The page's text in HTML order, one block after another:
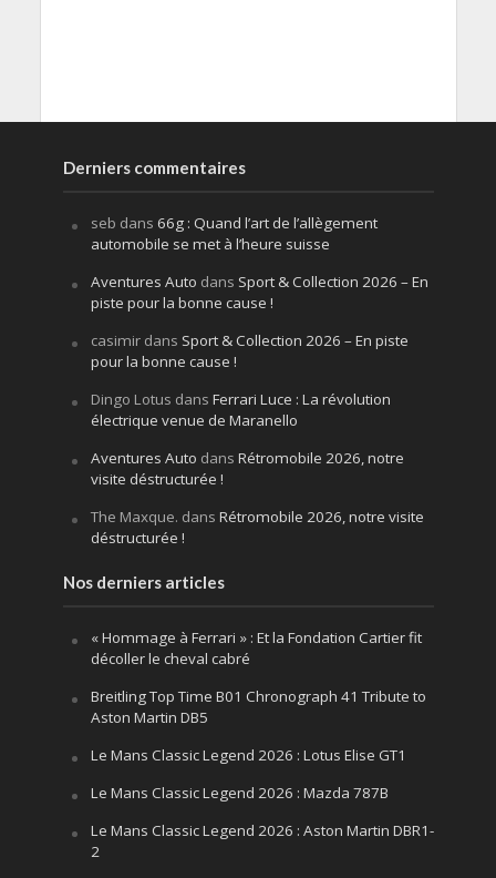
Derniers commentaires
seb dans 66g : Quand l’art de l’allègement
automobile se met à l’heure suisse
Aventures Auto dans Sport & Collection 2026 – En
piste pour la bonne cause !
casimirdans Sport & Collection 2026 – En piste
pour la bonne cause !
Dingo Lotus dans Ferrari Luce : La révolution
électrique venue de Maranello
Aventures Auto dans Rétromobile 2026, notre
visite déstructurée !
The Maxque. dans Rétromobile 2026, notre visite
déstructurée !
Nos derniers articles
« Hommage à Ferrari » : Et la Fondation Cartier fit
décoller le cheval cabré
Breitling Top Time B01 Chronograph 41 Tribute to
Aston Martin DB5
Le Mans Classic Legend 2026 : Lotus Elise GT1
Le Mans Classic Legend 2026 : Mazda 787B
Le Mans Classic Legend 2026 : Aston Martin DBR1-
2